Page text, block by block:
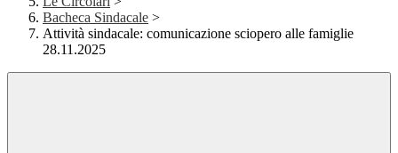
Bacheca Sindacale >
Attività sindacale: comunicazione sciopero alle famiglie
28.11.2025